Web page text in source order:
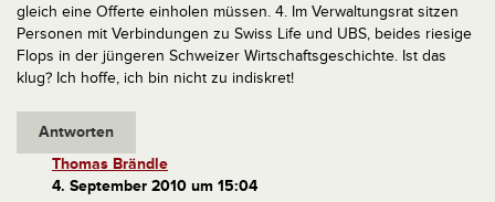
gleich eine Offerte einholen müssen. 4. Im Verwaltungsrat sitzen
Personen mit Verbindungen zu Swiss Life und UBS, beides riesige
Flops in der jüngeren Schweizer Wirtschaftsgeschichte. Ist das
klug? Ich hoffe, ich bin nicht zu indiskret!
Antworten
Thomas Brändle
4. September 2010 um 15:04